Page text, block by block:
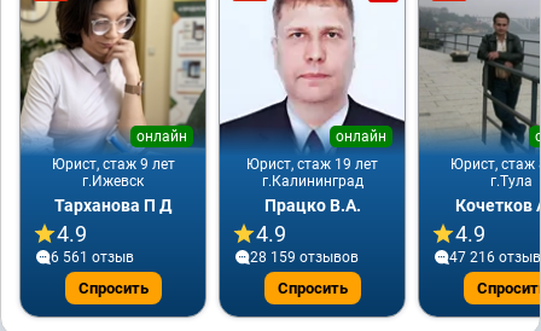
Юрист, стаж 9 лет
онлайн
г.Ижевск
Тарханова П Д
4.9
6 561 отзыв
Спросить
Юрист, стаж 19 лет
онлайн
г.Калининград
Працко В.А.
4.9
28 159 отзывов
Спросить
Юрист, стаж
г.Тула
Кочетков
4.9
47 216